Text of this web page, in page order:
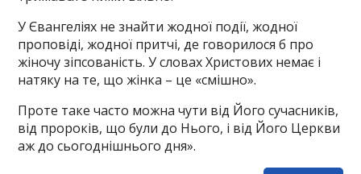
У Євангеліях не знайти жодної події, жодної
проповіді, жодної притчі, де говорилося б про
жіночу зіпсованість. У словах Христових немає і
натяку на те, що жінка – це «смішно».
Проте таке часто можна чути від Його сучасників,
від пророків, що були до Нього, і від Його Церкви
аж до сьогоднішнього дня».